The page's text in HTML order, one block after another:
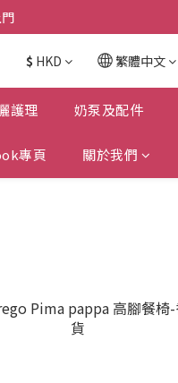
單上備注
$ HKD 繁體中文
護理 奶泵及配件
專頁 關於我們